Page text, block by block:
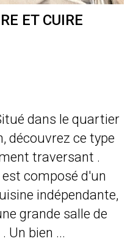
ET CUIRE
dans le quartier
découvrez ce type
traversant .
composé d'un
indépendante,
grande salle de
Un bien ...